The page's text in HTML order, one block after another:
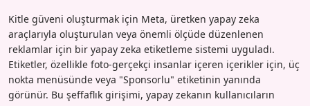
Kitle güveni oluşturmak için Meta, üretken yapay zeka
araçlarıyla oluşturulan veya önemli ölçüde düzenlenen
reklamlar için bir yapay zeka etiketleme sistemi uyguladı.
Etiketler, özellikle foto-gerçekçi insanlar içeren içerikler için, üç
nokta menüsünde veya "Sponsorlu" etiketinin yanında
görünür. Bu şeffaflık girişimi, yapay zekanın kullanıcıların